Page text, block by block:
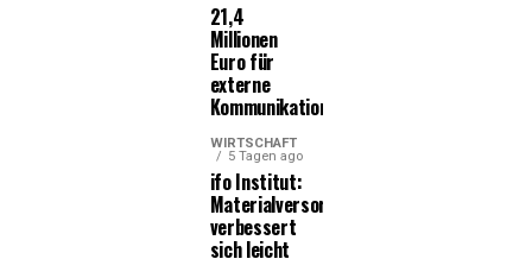
21,4
Millionen
Euro für
externe
Kommunikationsleistungen
WIRTSCHAFT
5 Tagen ago
ifo Institut:
Materialversorgung
verbessert
sich leicht